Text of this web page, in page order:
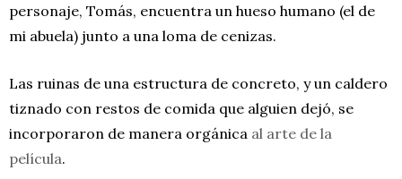
personaje, Tomás, encuentra un hueso humano (el de
mi abuela) junto a una loma de cenizas.
Las ruinas de una estructura de concreto, y un caldero
tiznado con restos de comida que alguien dejó, se
incorporaron de manera orgánica al arte de la
película.